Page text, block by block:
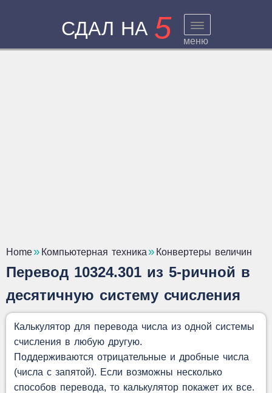
СДАЛ НА 5 меню
Home Компьютерная техника Конвертеры величин
Перевод 10324.301 из 5-ричной в
десятичную систему счисления
Калькулятор для перевода числа из одной системы
счисления в любую другую.
Поддерживаются отрицательные и дробные числа
(числа с запятой). Если возможны несколько
способов перевода, то калькулятор покажет их все.